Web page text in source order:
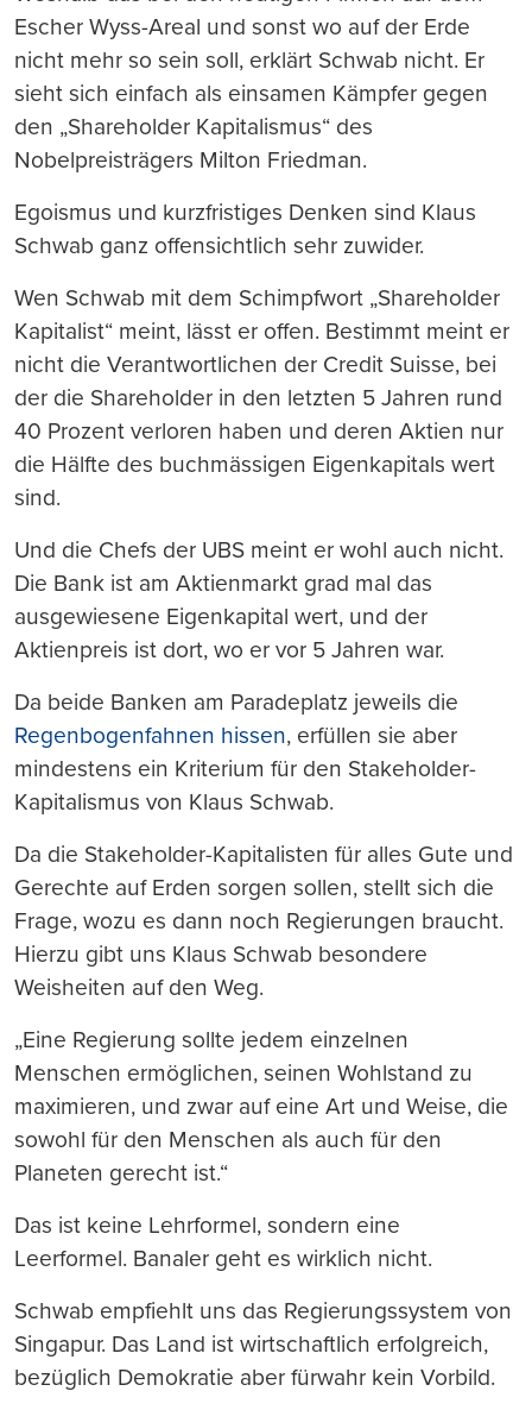
Escher Wyss-Areal und sonst wo auf der Erde
nicht mehr so sein soll, erklärt Schwab nicht. Er
sieht sich einfach als einsamen Kämpfer gegen
den „Shareholder Kapitalismus“ des
Nobelpreisträgers Milton Friedman.
Egoismus und kurzfristiges Denken sind Klaus
Schwab ganz offensichtlich sehr zuwider.
Wen Schwab mit dem Schimpfwort „Shareholder
Kapitalist“ meint, lässt er offen. Bestimmt meint er
nicht die Verantwortlichen der Credit Suisse, bei
der die Shareholder in den letzten 5 Jahren rund
40 Prozent verloren haben und deren Aktien nur
die Hälfte des buchmässigen Eigenkapitals wert
sind.
Und die Chefs der UBS meint er wohl auch nicht.
Die Bank ist am Aktienmarkt grad mal das
ausgewiesene Eigenkapital wert, und der
Aktienpreis ist dort, wo er vor 5 Jahren war.
Da beide Banken am Paradeplatz jeweils die
Regenbogenfahnen hissen, erfüllen sie aber
mindestens ein Kriterium für den Stakeholder-
Kapitalismus von Klaus Schwab.
Da die Stakeholder-Kapitalisten für alles Gute und
Gerechte auf Erden sorgen sollen, stellt sich die
Frage, wozu es dann noch Regierungen braucht.
Hierzu gibt uns Klaus Schwab besondere
Weisheiten auf den Weg.
„Eine Regierung sollte jedem einzelnen
Menschen ermöglichen, seinen Wohlstand zu
maximieren, und zwar auf eine Art und Weise, die
sowohl für den Menschen als auch für den
Planeten gerecht ist.“
Das ist keine Lehrformel, sondern eine
Leerformel. Banaler geht es wirklich nicht.
Schwab empfiehlt uns das Regierungssystem von
Singapur. Das Land ist wirtschaftlich erfolgreich,
bezüglich Demokratie aber fürwahr kein Vorbild.